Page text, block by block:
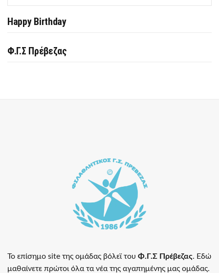
Happy Birthday
Φ.Γ.Σ Πρέβεζας
Το επίσημο site της ομάδας βόλεϊ του Φ.Γ.Σ Πρέβεζας. Εδώ
μαθαίνετε πρώτοι όλα τα νέα της αγαπημένης μας ομάδας.